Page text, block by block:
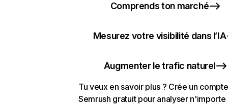
Comprends ton marché
Mesurez votre visibilité dans l’IA
Augmenter le trafic naturel
Tu veux en savoir plus ? Crée un compte
Semrush gratuit pour analyser n'importe